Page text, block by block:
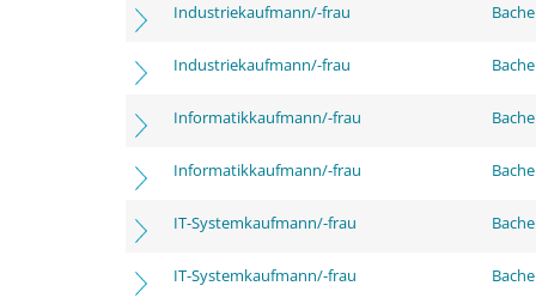
Industriekaufmann/-frau
Industriekaufmann/-frau
Informatikkaufmann/-frau
Informatikkaufmann/-frau
IT-Systemkaufmann/-frau
IT-Systemkaufmann/-frau